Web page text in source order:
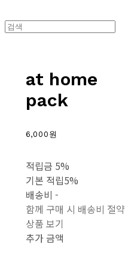
at home
pack
6,000원
적립금 5%
기본 적립5%
배송비 -
함께 구매 시 배송비 절약
상품 보기
추가 금액